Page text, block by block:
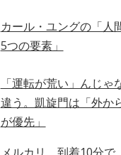
カール・ユングの「人
5つの要素」
「運転が荒い」んじゃ
違う。凱旋門は「外か
が優先」